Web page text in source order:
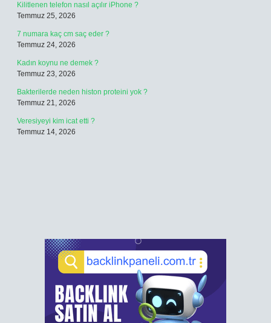
Kilitlenen telefon nasıl açılır iPhone ?
Temmuz 25, 2026
7 numara kaç cm saç eder ?
Temmuz 24, 2026
Kadın koynu ne demek ?
Temmuz 23, 2026
Bakterilerde neden histon proteini yok ?
Temmuz 21, 2026
Veresiyeyi kim icat etti ?
Temmuz 14, 2026